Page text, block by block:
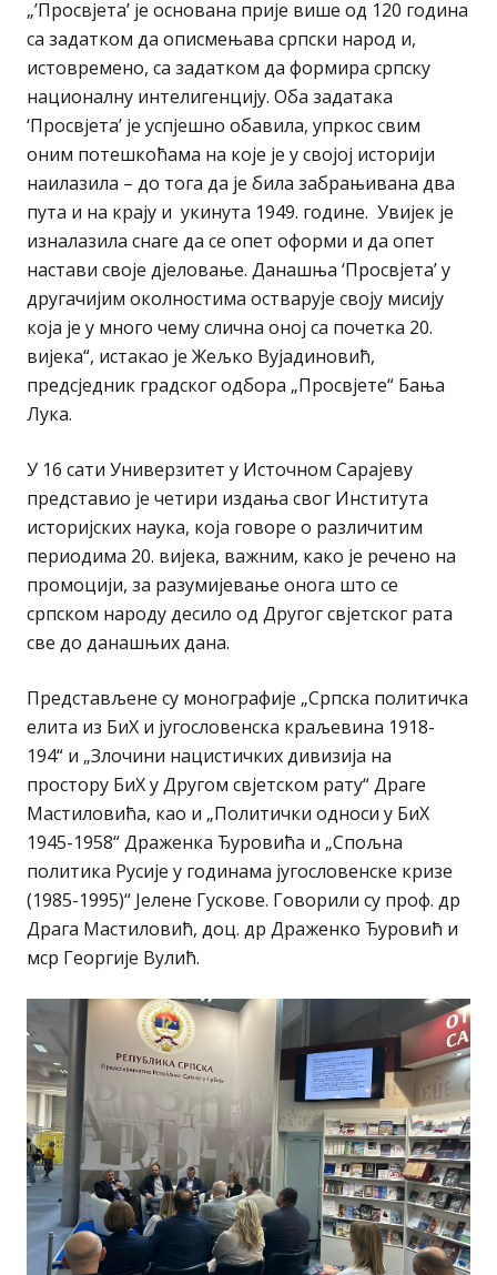
„’Просвјета’ је основана прије више од 120 година
са задатком да описмењава српски народ и,
истовремено, са задатком да формира српску
националну интелигенцију. Оба задатака
‘Просвјета’ је успјешно обавила, упркос свим
оним потешкоћама на које је у својој историји
наилазила – до тога да је била забрањивана два
пута и на крају и укинута 1949. године. Увијек је
изналазила снаге да се опет оформи и да опет
настави своје дјеловање. Данашња ‘Просвјета’ у
другачијим околностима остварује своју мисију
која је у много чему слична оној са почетка 20.
вијека“, истакао је Жељко Вујадиновић,
предсједник градског одбора „Просвјете“ Бања
Лука.
У 16 сати Универзитет у Источном Сарајеву
представио је четири издања свог Института
историјских наука, која говоре о различитим
периодима 20. вијека, важним, како је речено на
промоцији, за разумијевање онога што се
српском народу десило од Другог свјетског рата
све до данашњих дана.
Представљене су монографије „Српска политичка
елита из БиХ и југословенска краљевина 1918-
194“ и „Злочини нацистичких дивизија на
простору БиХ у Другом свјетском рату“ Драге
Мастиловића, као и „Политички односи у БиХ
1945-1958“ Драженка Ђуровића и „Спољна
политика Русије у годинама југословенске кризе
(1985-1995)“ Јелене Гускове. Говорили су проф. др
Драга Мастиловић, доц. др Драженко Ђуровић и
мср Георгије Вулић.